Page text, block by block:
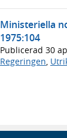
Ministeriella
1975:104
Publicerad 30
Regeringen,